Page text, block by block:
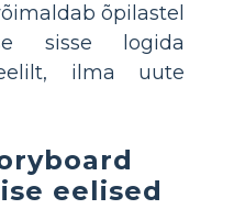
õpilastel
sisse logida
ilma uute
eelised